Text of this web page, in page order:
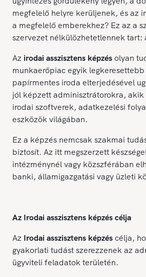
megfelelő helyre kerüljenek, és az
a megfelelő emberekhez? Ez az a
szervezet nélkülözhetetlennek tart:
Az irodai asszisztens képzésolyan
munkaerőpiac egyik
papírmentes iroda elterjedésével
jól képzett adminisztrátorokra, akik
irodai szoftverek, adatkezelési
eszközök világában.
Ez a képzés nemcsak szakmai
biztosít. Az itt megszerzett
intézménynél vagy közszférában
banki, államigazgatási vagy üzleti
Az Irodai asszisztens képzés célja
Az Irodai asszisztens képzéscélja,
gyakorlati tudást szerezzenek az
ügyviteli feladatok területén.